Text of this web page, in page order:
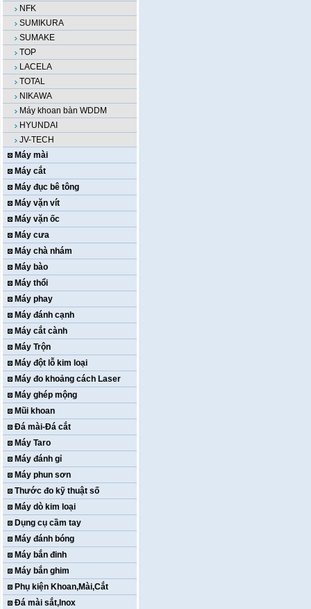
NFK
SUMIKURA
SUMAKE
TOP
LACELA
TOTAL
NIKAWA
Máy khoan bàn WDDM
HYUNDAI
JV-TECH
Máy mài
Máy cắt
Máy đục bê tông
Máy vặn vít
Máy vặn ốc
Máy cưa
Máy chà nhám
Máy bào
Máy thổi
Máy phay
Máy đánh cạnh
Máy cắt cành
Máy Trộn
Máy đột lỗ kim loại
Máy đo khoảng cách Laser
Máy ghép mộng
Mũi khoan
Đá mài-Đá cắt
Máy Taro
Máy đánh gỉ
Máy phun sơn
Thước đo kỹ thuật số
Máy dò kim loại
Dụng cụ cầm tay
Máy đánh bóng
Máy bắn đinh
Máy bắn ghim
Phụ kiện Khoan,Mài,Cắt
Đá mài sắt,Inox